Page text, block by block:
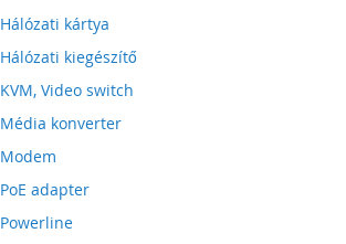
Hálózati kártya
Hálózati kiegészítő
KVM, Video switch
Média konverter
Modem
PoE adapter
Powerline